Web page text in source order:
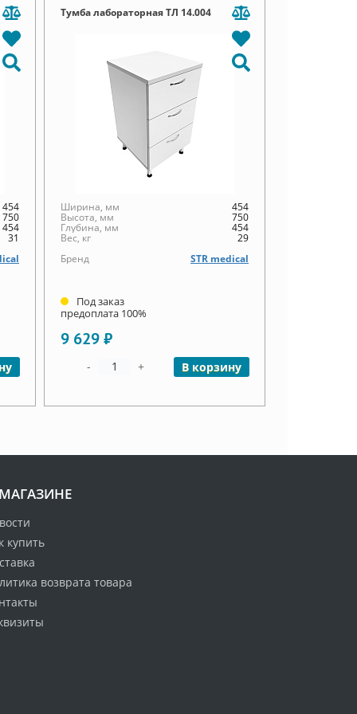
454
750
454
31
Тумба лабораторная ТЛ 14.004
Ширина, мм 454
Высота, мм 750
Глубина, мм 454
Вес, кг
29
Бренд
STR medical
Под заказ
предоплата 100%
9 629 ₽
- + В корзину
купить
возврата товара